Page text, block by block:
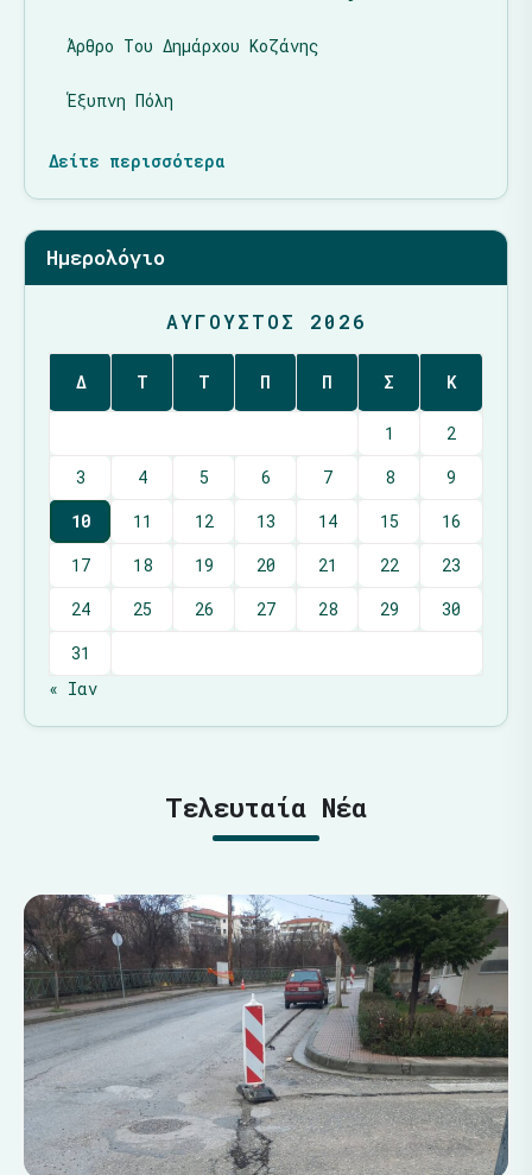
Άρθρο Του Δημάρχου Κοζάνης
Έξυπνη Πόλη
Δείτε περισσότερα
Ημερολόγιο
ΑΎΓΟΥΣΤΟΣ 2026
Δ Τ Τ Π Π Σ Κ
1
2
3
4 5 6 7 8
9
10
11 12 13 14 15
16
17
18 19 20 21 22
23
24
25 26 27 28 29
30
31
« Ιαν
Τελευταία Νέα